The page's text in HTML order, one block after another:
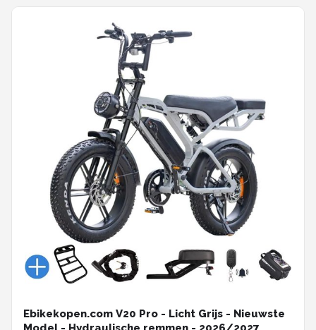
Ebikekopen.com V20 Pro - Licht Grijs - Nieuwste